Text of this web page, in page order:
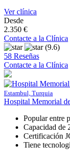
Ver clínica
Desde
2.350 €
Contacte a la Clínica
(9.6)
58 Reseñas
Contacte a la Clínica
Estambul, Turquia
Hospital Memorial
Popular entre
Capacidad de
Certificación
Tiene